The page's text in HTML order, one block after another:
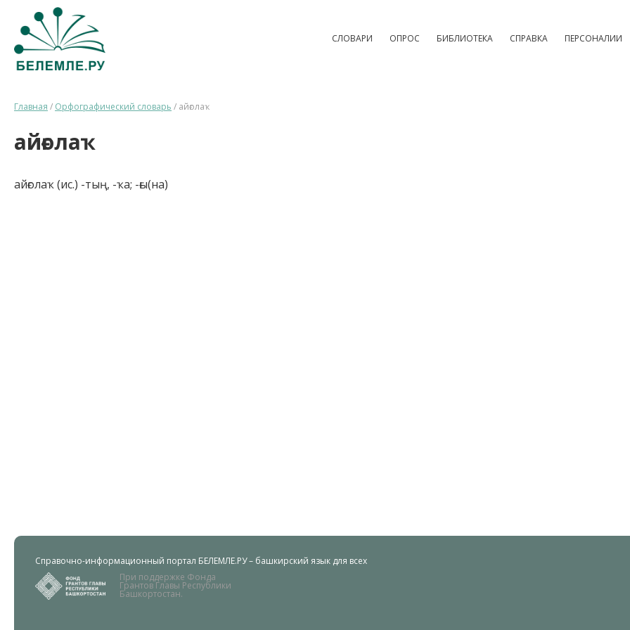
СЛОВАРИ ОПРОС БИБЛИОТЕКА СПРАВКА ПЕРСОНАЛИИ
Главная / Орфографический словарь / айғолаҡ
айғолаҡ
айғолаҡ (ис.) -тың, -ҡа; -ғы(на)
Справочно-информационный портал БЕЛЕМЛЕ.РУ – башкирский язык для всех
При поддержке Фонда
Грантов Главы Республики
Башкортостан.